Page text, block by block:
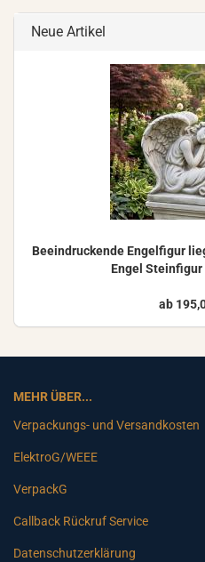
Neue Artikel
Be­ein­dru­cken­de En­gel­fi­gur
Engel
ab
MEHR ÜBER...
Verpackungs- und Versandkosten
ElektroG/WEEE
VerpackG
Callback Rückruf Service
Datenschutzerklärung